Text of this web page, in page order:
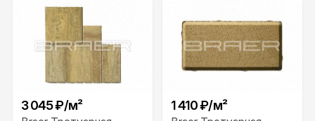
3 045 ₽/м² 1 410 ₽/м²